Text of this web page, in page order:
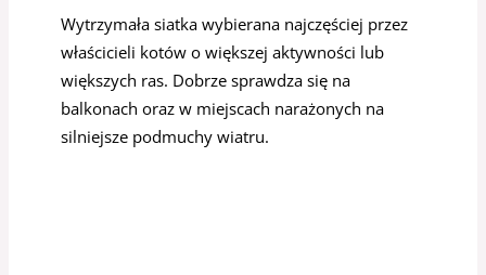
Wytrzymała siatka wybierana najczęściej przez
właścicieli kotów o większej aktywności lub
większych ras. Dobrze sprawdza się na
balkonach oraz w miejscach narażonych na
silniejsze podmuchy wiatru.